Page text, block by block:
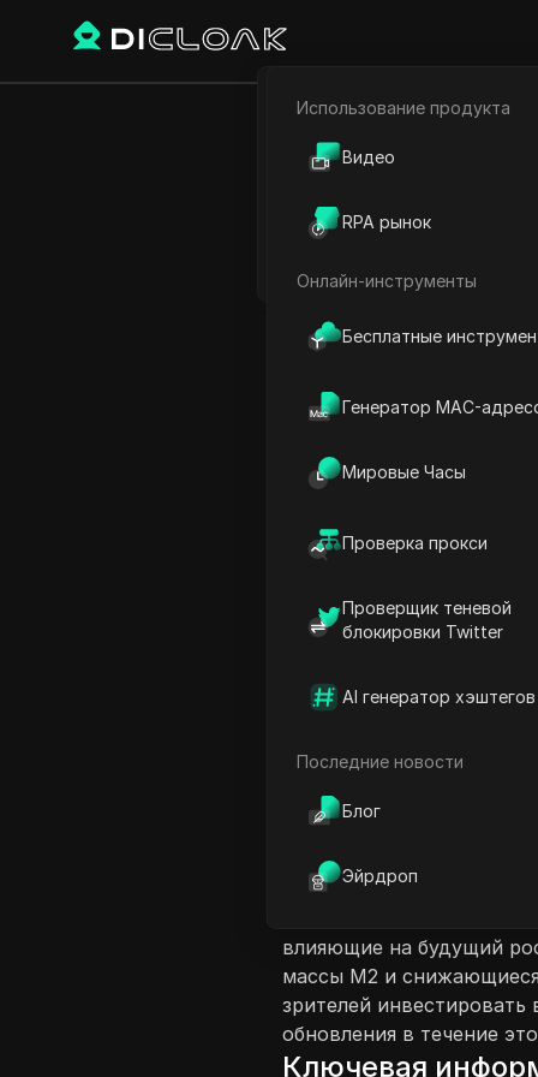
Электронная коммерция
Использование продукта
Видео
RPA рынок
Онлайн-инструменты
Бесплатные
Генератор MAC-
Мировые Часы
Проверка прокси
Проверщик теневой
блокировки Twitter
AI генератор хэштегов
Последние новости
Блог
Эйрдроп
Play Video:XRP до $10...
Введение в
В этом видео спикер
могла бы достичь $10,
криптовалют. Спикер
значительных доходов,
кратного роста от
обеспечить 3-кратный и
влияющие на будущий
массы M2 и
зрителей
обновления в течение
Ключевая